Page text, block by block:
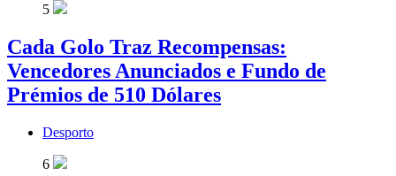
5
Cada Golo Traz Recompensas:
Vencedores Anunciados e Fundo de
Prémios de 510 Dólares
Desporto
6